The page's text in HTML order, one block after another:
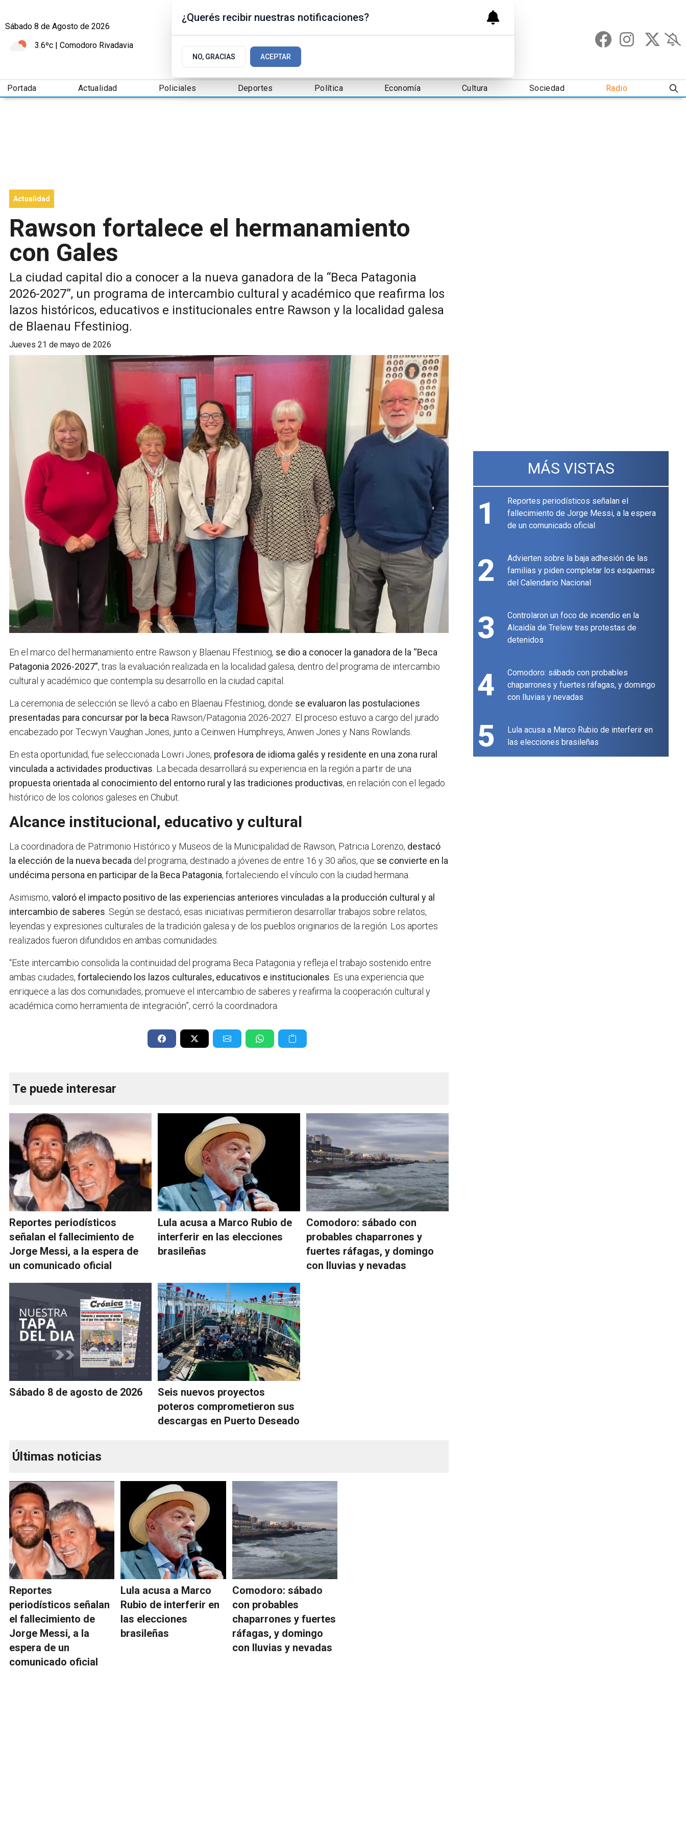
Sábado 8 de Agosto de 2026
3.6ºc | Comodoro Rivadavia
Portada Actualidad Policiales Deportes Política Economía Cultura Sociedad Radio
Actualidad
Rawson fortalece el hermanamiento
con Gales
La ciudad capital dio a conocer a la nueva ganadora de la “Beca Patagonia
2026-2027”, un programa de intercambio cultural y académico que reafirma los
lazos históricos, educativos e institucionales entre Rawson y la localidad galesa
de Blaenau Ffestiniog.
jueves 21 de mayo de 2026
En el marco del hermanamiento entre Rawson y Blaenau Ffestiniog, se dio a conocer la ganadora de la “Beca
Patagonia 2026-2027”, tras la evaluación realizada en la localidad galesa, dentro del programa de intercambio
cultural y académico que contempla su desarrollo en la ciudad capital.
La ceremonia de selección se llevó a cabo en Blaenau Ffestiniog, donde se evaluaron las postulaciones
presentadas para concursar por la beca Rawson/Patagonia 2026-2027. El proceso estuvo a cargo del jurado
encabezado por Tecwyn Vaughan Jones, junto a Ceinwen Humphreys, Anwen Jones y Nans Rowlands.
En esta oportunidad, fue seleccionada Lowri Jones, profesora de idioma galés y residente en una zona rural
vinculada a actividades productivas. La becada desarrollará su experiencia en la región a partir de una
propuesta orientada al conocimiento del entorno rural y las tradiciones productivas, en relación con el legado
histórico de los colonos galeses en Chubut.
Alcance institucional, educativo y cultural
La coordinadora de Patrimonio Histórico y Museos de la Municipalidad de Rawson, Patricia Lorenzo, destacó
la elección de la nueva becada del programa, destinado a jóvenes de entre 16 y 30 años, que se convierte en la
undécima persona en participar de la Beca Patagonia, fortaleciendo el vínculo con la ciudad hermana.
Asimismo, valoró el impacto positivo de las experiencias anteriores vinculadas a la producción cultural y al
intercambio de saberes. Según se destacó, esas iniciativas permitieron desarrollar trabajos sobre relatos,
leyendas y expresiones culturales de la tradición galesa y de los pueblos originarios de la región. Los aportes
realizados fueron difundidos en ambas comunidades.
“Este intercambio consolida la continuidad del programa Beca Patagonia y refleja el trabajo sostenido entre
ambas ciudades, fortaleciendo los lazos culturales, educativos e institucionales. Es una experiencia que
enriquece a las dos comunidades, promueve el intercambio de saberes y reafirma la cooperación cultural y
académica como herramienta de integración”, cerró la coordinadora.
Te puede interesar
Reportes periodísticos
señalan el fallecimiento de
Jorge Messi, a la espera de
un comunicado oficial
Lula acusa a Marco Rubio de
interferir en las elecciones
brasileñas
Comodoro: sábado con
probables chaparrones y
fuertes ráfagas, y domingo
con lluvias y nevadas
Sábado 8 de agosto de 2026
Seis nuevos proyectos
poteros comprometieron sus
descargas en Puerto Deseado
Últimas noticias
Reportes
periodísticos señalan
el fallecimiento de
Jorge Messi, a la
espera de un
comunicado oficial
Lula acusa a Marco
Rubio de interferir en
las elecciones
brasileñas
Comodoro: sábado
con probables
chaparrones y fuertes
ráfagas, y domingo
con lluvias y nevadas
MÁS VISTAS
1
Reportes periodísticos señalan el
fallecimiento de Jorge Messi, a la espera
de un comunicado oficial
2
Advierten sobre la baja adhesión de las
familias y piden completar los esquemas
del Calendario Nacional
3
Controlaron un foco de incendio en la
Alcaidía de Trelew tras protestas de
detenidos
4
Comodoro: sábado con probables
chaparrones y fuertes ráfagas, y domingo
con lluvias y nevadas
5
Lula acusa a Marco Rubio de interferir en
las elecciones brasileñas
¿Querés recibir nuestras notificaciones?
NO, GRACIAS ACEPTAR